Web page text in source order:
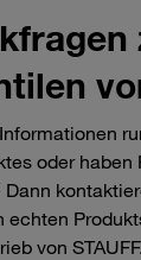
oder haben
echten
von STAUFF.